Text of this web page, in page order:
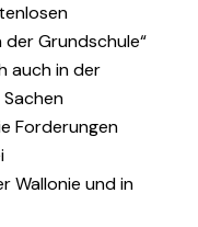
Grundschule“
auch in der
Forderungen
Wallonie und in